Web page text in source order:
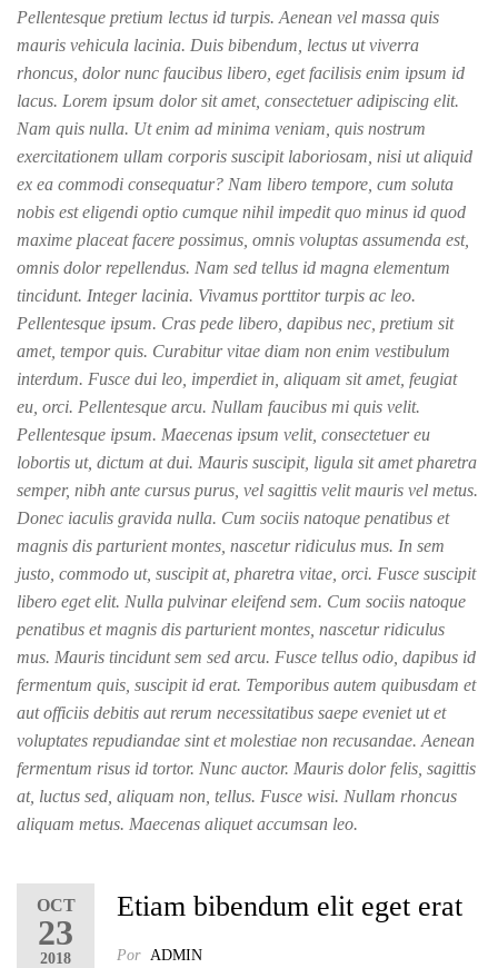
Pellentesque pretium lectus id turpis. Aenean vel massa quis
mauris vehicula lacinia. Duis bibendum, lectus ut viverra
rhoncus, dolor nunc faucibus libero, eget facilisis enim ipsum id
lacus. Lorem ipsum dolor sit amet, consectetuer adipiscing elit.
Nam quis nulla. Ut enim ad minima veniam, quis nostrum
exercitationem ullam corporis suscipit laboriosam, nisi ut aliquid
ex ea commodi consequatur? Nam libero tempore, cum soluta
nobis est eligendi optio cumque nihil impedit quo minus id quod
maxime placeat facere possimus, omnis voluptas assumenda est,
omnis dolor repellendus. Nam sed tellus id magna elementum
tincidunt. Integer lacinia. Vivamus porttitor turpis ac leo.
Pellentesque ipsum. Cras pede libero, dapibus nec, pretium sit
amet, tempor quis. Curabitur vitae diam non enim vestibulum
interdum. Fusce dui leo, imperdiet in, aliquam sit amet, feugiat
eu, orci. Pellentesque arcu. Nullam faucibus mi quis velit.
Pellentesque ipsum. Maecenas ipsum velit, consectetuer eu
lobortis ut, dictum at dui. Mauris suscipit, ligula sit amet pharetra
semper, nibh ante cursus purus, vel sagittis velit mauris vel metus.
Donec iaculis gravida nulla. Cum sociis natoque penatibus et
magnis dis parturient montes, nascetur ridiculus mus. In sem
justo, commodo ut, suscipit at, pharetra vitae, orci. Fusce suscipit
libero eget elit. Nulla pulvinar eleifend sem. Cum sociis natoque
penatibus et magnis dis parturient montes, nascetur ridiculus
mus. Mauris tincidunt sem sed arcu. Fusce tellus odio, dapibus id
fermentum quis, suscipit id erat. Temporibus autem quibusdam et
aut officiis debitis aut rerum necessitatibus saepe eveniet ut et
voluptates repudiandae sint et molestiae non recusandae. Aenean
fermentum risus id tortor. Nunc auctor. Mauris dolor felis, sagittis
at, luctus sed, aliquam non, tellus. Fusce wisi. Nullam rhoncus
aliquam metus. Maecenas aliquet accumsan leo.
OCT
23
2018
Etiam bibendum elit eget erat
Por ADMIN